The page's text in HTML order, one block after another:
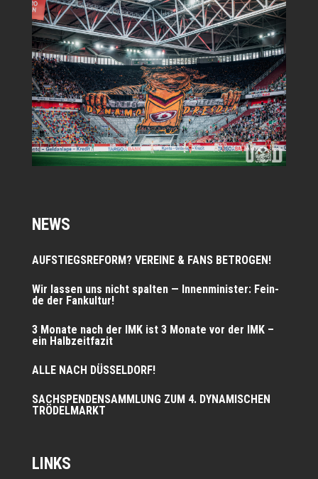
NEWS
AUFSTIEGSREFORM? VEREINE & FANS BETROGEN!
Wir las­sen uns nicht spal­ten — Innen­mi­nis­ter: Fein­
de der Fankultur!
3 Mona­te nach der IMK ist 3 Mona­te vor der IMK –
ein Halbzeitfazit
ALLE NACH DÜSSELDORF!
SACHSPENDENSAMMLUNG ZUM 4. DYNAMISCHEN
TRÖDELMARKT
LINKS